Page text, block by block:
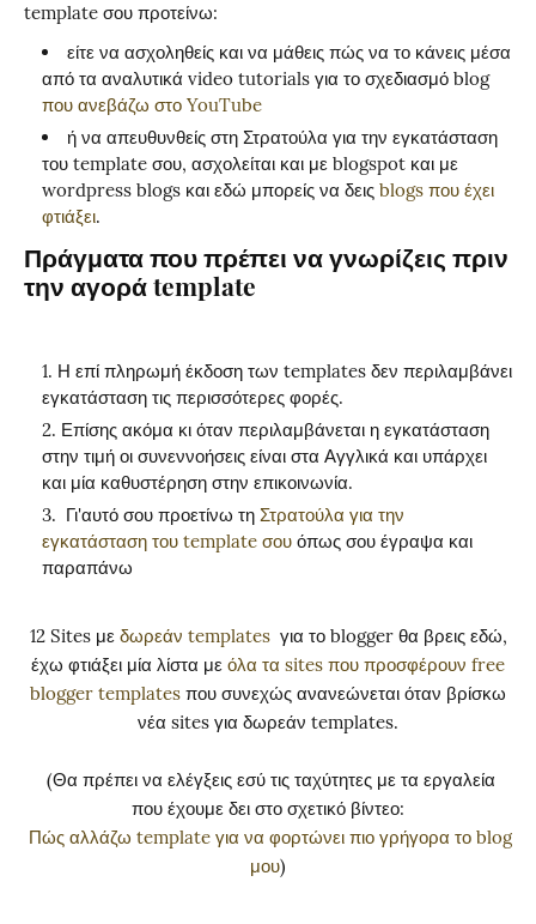
template σου προτείνω:
είτε να ασχοληθείς και να μάθεις πώς να το κάνεις μέσα
από τα αναλυτικά video tutorials για το σχεδιασμό blog
που ανεβάζω στο YouTube
ή να απευθυνθείς στη Στρατούλα για την εγκατάσταση
του template σου, ασχολείται και με blogspot και με
wordpress blogs και εδώ μπορείς να δεις blogs που έχει
φτιάξει.
Πράγματα που πρέπει να γνωρίζεις πριν
την αγορά template
Η επί πληρωμή έκδοση των templates δεν περιλαμβάνει
εγκατάσταση τις περισσότερες φορές.
Επίσης ακόμα κι όταν περιλαμβάνεται η εγκατάσταση
στην τιμή οι συνεννοήσεις είναι στα Αγγλικά και υπάρχει
και μία καθυστέρηση στην επικοινωνία.
Γι'αυτό σου προετίνω τη Στρατούλα για την
εγκατάσταση του template σου όπως σου έγραψα και
παραπάνω
12 Sites μεδωρεάν templates για το blogger θα βρεις εδώ,
έχω φτιάξει μία λίστα με όλα τα sites που προσφέρουν free
blogger templates που συνεχώς ανανεώνεται όταν βρίσκω
νέα sites για δωρεάν templates.
(Θα πρέπει να ελέγξεις εσύ τις ταχύτητες με τα εργαλεία
που έχουμε δει στο σχετικό βίντεο:
Πώς αλλάζω template για να φορτώνει πιο γρήγορα το blog
μου)